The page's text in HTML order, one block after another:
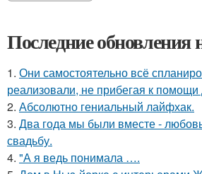
Последние обновления
1. Они самостоятельно всё
реализовали, не прибегая к помощи
2. Абсолютно гениальный лайфхак.
3. Два года мы были вместе -
свадьбу.
4. "А я ведь понимала ….